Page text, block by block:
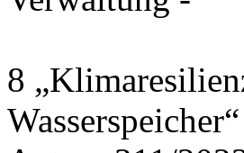
8
Wasserspeicher“